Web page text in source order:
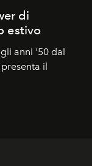
di
estivo
anni '50 dal
il